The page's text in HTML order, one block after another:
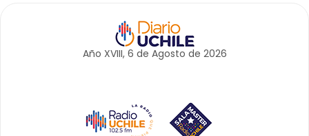
Año XVIII, 6 de Agosto de 2026